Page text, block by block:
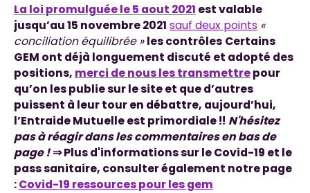
La loi promulguée le 5 aout 2021 est valable
jusqu’au 15 novembre 2021 sauf deux points «
conciliation équilibrée » les contrôles Certains
GEM ont déjà longuement discuté et adopté des
positions, merci de nous les transmettrepour
qu’on les publie sur le site et que d’autres
puissent à leur tour en débattre, aujourd’hui,
l’Entraide Mutuelle est primordiale !! N'hésitez
pas à réagir dans les commentaires en bas de
page ! ⇒ Plus d'informations sur le Covid-19 et le
pass sanitaire, consulter également notre page
:Covid-19 ressources pour les gem